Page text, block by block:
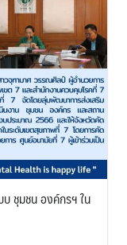
ชุมชน องค์กรฯ ใน